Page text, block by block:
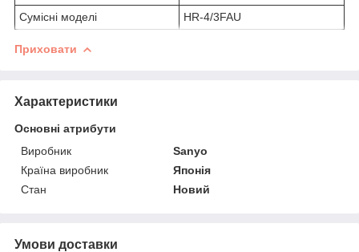
Сумісні моделі
HR-4/3FAU
Приховати
Характеристики
Основні атрибути
Виробник
Sanyo
Країна виробник
Японія
Стан
Новий
Умови доставки